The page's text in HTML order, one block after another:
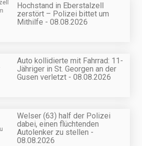
Hochstand in Eberstalzell
zerstört – Polizei bittet um
Mithilfe - 08.08.2026
Auto kollidierte mit Fahrrad: 11-
Jähriger in St. Georgen an der
Gusen verletzt - 08.08.2026
Welser (63) half der Polizei
dabei, einen flüchtenden
Autolenker zu stellen -
08.08.2026